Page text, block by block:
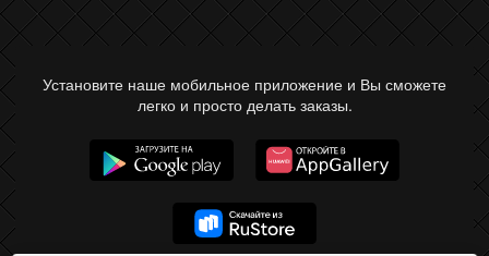
Установите наше мобильное приложение и Вы сможете
легко и просто делать заказы.